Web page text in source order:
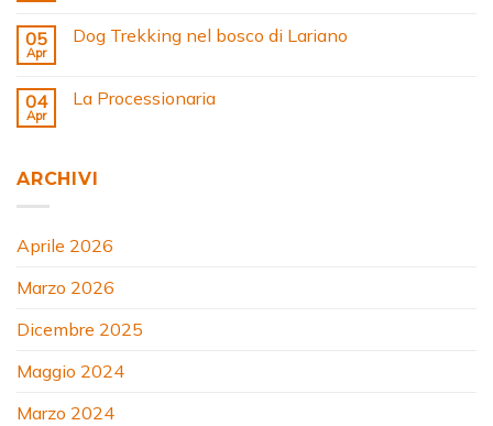
05
Apr
Dog Trekking nel bosco di Lariano
04
Apr
La Processionaria
ARCHIVI
Aprile 2026
Marzo 2026
Dicembre 2025
Maggio 2024
Marzo 2024